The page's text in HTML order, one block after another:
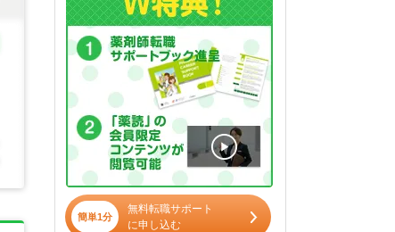
簡単1分
無料転職サポート
に申し込む